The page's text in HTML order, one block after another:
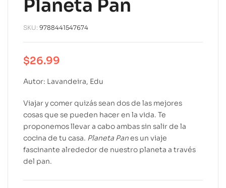
Planeta Pan
SKU: 9788441547674
$26.99
Autor: Lavandeira, Edu
Viajar y comer quizás sean dos de las mejores
cosas que se pueden hacer en la vida. Te
proponemos llevar a cabo ambas sin salir de la
cocina de tu casa. Planeta Panes un viaje
fascinante alrededor de nuestro planeta a través
del pan.